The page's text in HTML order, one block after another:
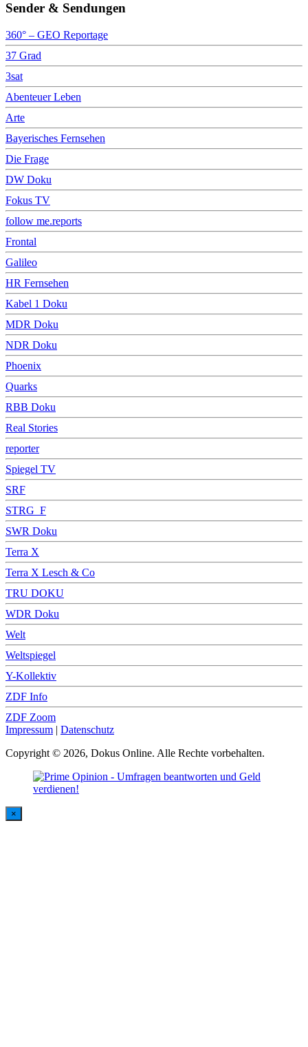
Sender & Sendungen
360° – GEO Reportage
37 Grad
3sat
Abenteuer Leben
Arte
Bayerisches Fernsehen
Die Frage
DW Doku
Fokus TV
follow me.reports
Frontal
Galileo
HR Fernsehen
Kabel 1 Doku
MDR Doku
NDR Doku
Phoenix
Quarks
RBB Doku
Real Stories
reporter
Spiegel TV
SRF
STRG_F
SWR Doku
Terra X
Terra X Lesch & Co
TRU DOKU
WDR Doku
Welt
Weltspiegel
Y-Kollektiv
ZDF Info
ZDF Zoom
Impressum | Datenschutz
Copyright © 2026, Dokus Online. Alle Rechte vorbehalten.
×